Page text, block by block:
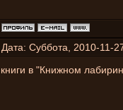
Дата: Суббота, 2010-11-
книги в "Книжном